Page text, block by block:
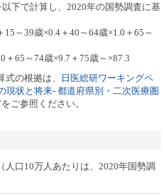
下で計算し、2020年の国勢調査に基
～39歳×0.4＋40～64歳×1.0＋65～
65～74歳×9.7＋75歳～×87.3
の根拠は、
日医総研ワーキングペ
現状と将来- 都道府県別・二次医療圏
ご参照ください。
口10万人あたりは、2020年国勢調